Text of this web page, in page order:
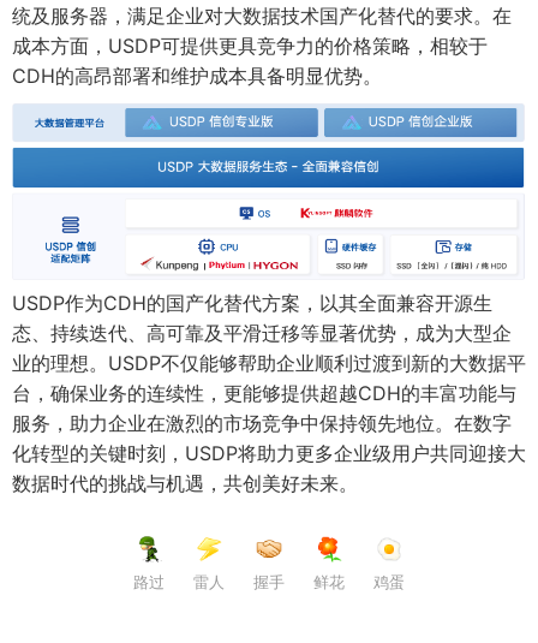
统及服务器，满足企业对大数据技术国产化替代的要求。在
成本方面，USDP可提供更具竞争力的价格策略，相较于
CDH的高昂部署和维护成本具备明显优势。
USDP作为CDH的国产化替代方案，以其全面兼容开源生
态、持续迭代、高可靠及平滑迁移等显著优势，成为大型企
业的理想。USDP不仅能够帮助企业顺利过渡到新的大数据平
台，确保业务的连续性，更能够提供超越CDH的丰富功能与
服务，助力企业在激烈的市场竞争中保持领先地位。在数字
化转型的关键时刻，USDP将助力更多企业级用户共同迎接大
数据时代的挑战与机遇，共创美好未来。
路过 雷人 握手 鲜花 鸡蛋